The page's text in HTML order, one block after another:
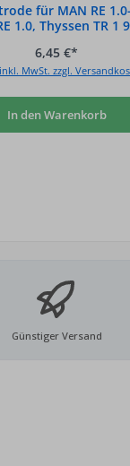
für MAN RE
1.0, Thyssen TR 1
6,45 €*
MwSt. zzgl.
In den Warenkorb
Günstiger Versand